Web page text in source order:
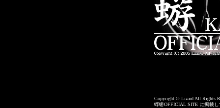
Copyright © Lizard All Rights
蜉蝣OFFICIAL SITE に掲載